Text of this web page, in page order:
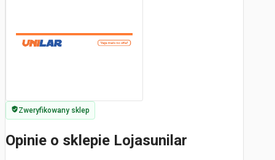
Zweryfikowany sklep
Opinie o sklepie Lojasunilar